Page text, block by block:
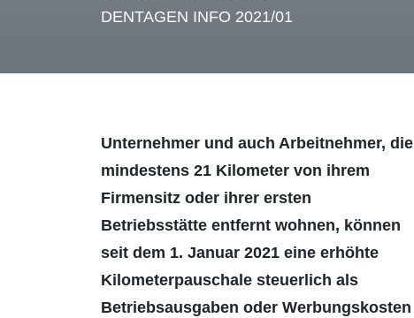
DENTAGEN INFO 2021/01
Unternehmer und auch Arbeitnehmer, die
mindestens 21 Kilometer von ihrem
Firmensitz oder ihrer ersten
Betriebsstätte entfernt wohnen, können
seit dem 1. Januar 2021 eine erhöhte
Kilometerpau­schale steuerlich als
Betriebsausgaben oder Werbungskosten